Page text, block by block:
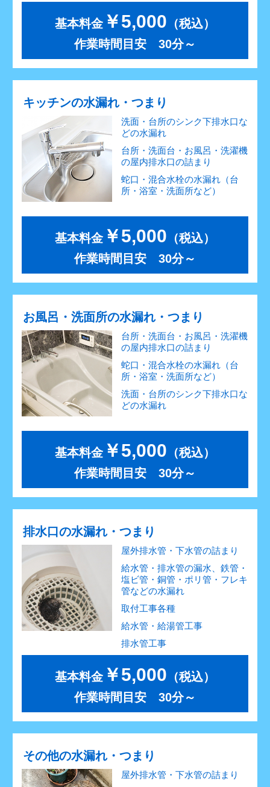
基本料金￥5,000 （税込）
作業時間目安 30分～
キッチンの水漏れ・つまり
洗面・台所のシンク下排水口な
どの水漏れ
台所・洗面台・お風呂・洗濯機
の屋内排水口の詰まり
蛇口・混合水栓の水漏れ（台
所・浴室・洗面所など）
基本料金￥5,000 （税込）
作業時間目安 30分～
お風呂・洗面所の水漏れ・つまり
台所・洗面台・お風呂・洗濯機
の屋内排水口の詰まり
蛇口・混合水栓の水漏れ（台
所・浴室・洗面所など）
洗面・台所のシンク下排水口な
どの水漏れ
基本料金￥5,000 （税込）
作業時間目安 30分～
排水口の水漏れ・つまり
屋外排水管・下水管の詰まり
給水管・排水管の漏水、鉄管・
塩ビ管・銅管・ポリ管・フレキ
管などの水漏れ
取付工事各種
給水管・給湯管工事
排水管工事
基本料金￥5,000 （税込）
作業時間目安 30分～
その他の水漏れ・つまり
屋外排水管・下水管の詰まり